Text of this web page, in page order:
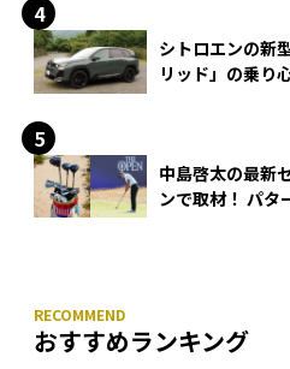
シトロエンの新
リッド」の乗り
中島啓太の最新
ンで取材！ パタ
おすすめランキング